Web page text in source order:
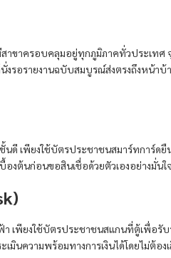
ขาครอบคลุมอยู่ทุกภูมิภาคทั่วประเทศ
อรายงานฉบับสมบูรณ์ส่งตรงถึงหน้าบ้
ดี เพียงใช้บัตรประชาชนสมาร์ทการ์
งต้นก่อนขอสินเชื่อด้วยตัวเองอย่างมั่นใจ
เพียงใช้บัตรประชาชนสแกนที่ตู้เพื่อรั
นความพร้อมทางการเงินได้โดยไม่ต้อง